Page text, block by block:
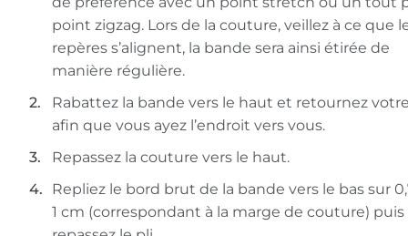
point zigzag. Lors de la couture, veillez à ce que
repères s’alignent, la bande sera ainsi étirée de
manière régulière.
Rabattez la bande vers le haut et retournez
afin que vous ayez l’endroit vers vous.
Repassez la couture vers le haut.
Repliez le bord brut de la bande vers le bas sur
1 cm (correspondant à la marge de couture) puis